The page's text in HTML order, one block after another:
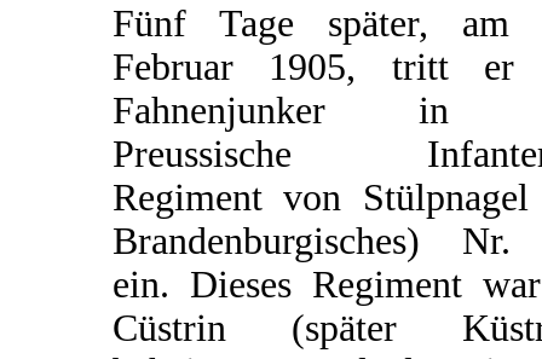
Fünf Tage später, am
Februar 1905, tritt er
Fahnenjunker in
Preussische
Regiment von
Brandenburgisches)
ein. Dieses Regiment
Cüstrin (später